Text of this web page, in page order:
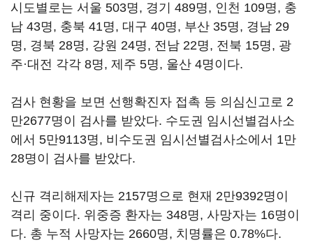
시도별로는 서울 503명, 경기 489명, 인천 109명, 충
남 43명, 충북 41명, 대구 40명, 부산 35명, 경남 29
명, 경북 28명, 강원 24명, 전남 22명, 전북 15명, 광
주·대전 각각 8명, 제주 5명, 울산 4명이다.
검사 현황을 보면 선행확진자 접촉 등 의심신고로 2
만2677명이 검사를 받았다. 수도권 임시선별검사소
에서 5만9113명, 비수도권 임시선별검사소에서 1만
28명이 검사를 받았다.
신규 격리해제자는 2157명으로 현재 2만9392명이
격리 중이다. 위중증 환자는 348명, 사망자는 16명이
다. 총 누적 사망자는 2660명, 치명률은 0.78%다.